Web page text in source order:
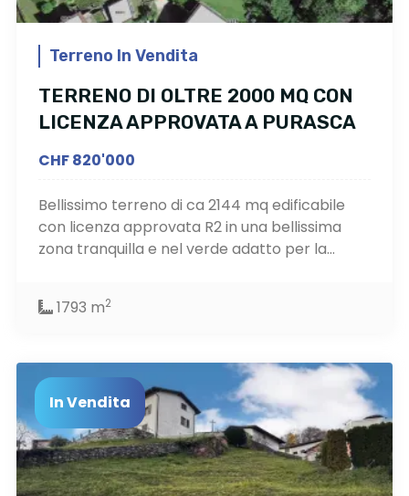
Terreno In Vendita
TERRENO DI OLTRE 2000 MQ CON
LICENZA APPROVATA A PURASCA
CHF 820'000
Bellissimo terreno di ca 2144 mq edificabile
con licenza approvata R2 in una bellissima
zona tranquilla e nel verde adatto per la...
1793 m2
In Vendita